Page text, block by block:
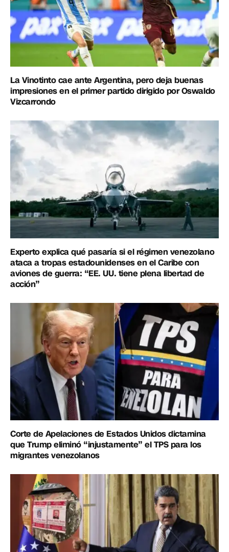
La Vinotinto cae ante Argentina, pero deja buenas
impresiones en el primer partido dirigido por Oswaldo
Vizcarrondo
Experto explica qué pasaría si el régimen venezolano
ataca a tropas estadounidenses en el Caribe con
aviones de guerra: “EE. UU. tiene plena libertad de
acción”
Corte de Apelaciones de Estados Unidos dictamina
que Trump eliminó “injustamente” el TPS para los
migrantes venezolanos